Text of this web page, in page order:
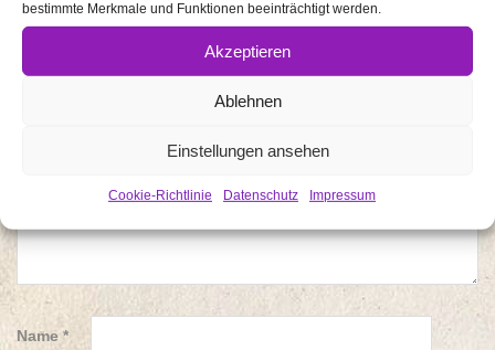
bestimmte Merkmale und Funktionen beeinträchtigt werden.
Akzeptieren
Ablehnen
Einstellungen ansehen
Cookie-Richtlinie Datenschutz Impressum
Kommentar
Name *